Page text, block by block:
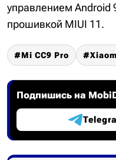
управлением Android
прошивкой MIUI 11.
Mi CC9 Pro
Подпишись на